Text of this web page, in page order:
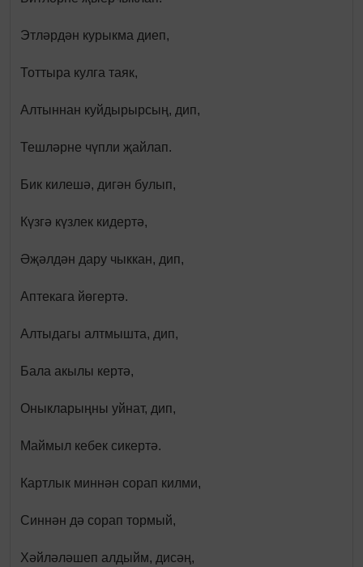
Этләрдән курыкма диеп,
Тоттыра кулга таяк,
Алтыннан куйдырырсың, дип,
Тешләрне чүпли җайлап.
Бик килешә, дигән булып,
Күзгә күзлек кидертә,
Әҗәлдән дару чыккан, дип,
Аптекага йөгертә.
Алтыдагы алтмышта, дип,
Бала акылы кертә,
Оныкларыңны уйнат, дип,
Маймыл кебек сикертә.
Картлык миннән сорап килми,
Синнән дә сорап тормый,
Хәйләләшеп алдыйм, дисәң,